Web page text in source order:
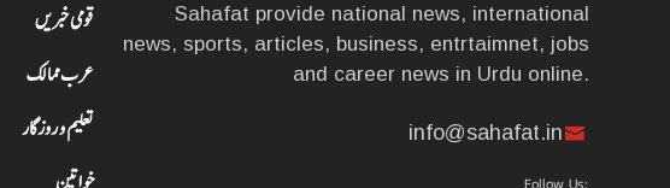
قومی خبریں
عرب ممالک
تعلیم و روزگار
Sahafat provide national news, international
news, sports, articles, business, entrtaimnet, jobs
and career news in Urdu online.
info@sahafat.in